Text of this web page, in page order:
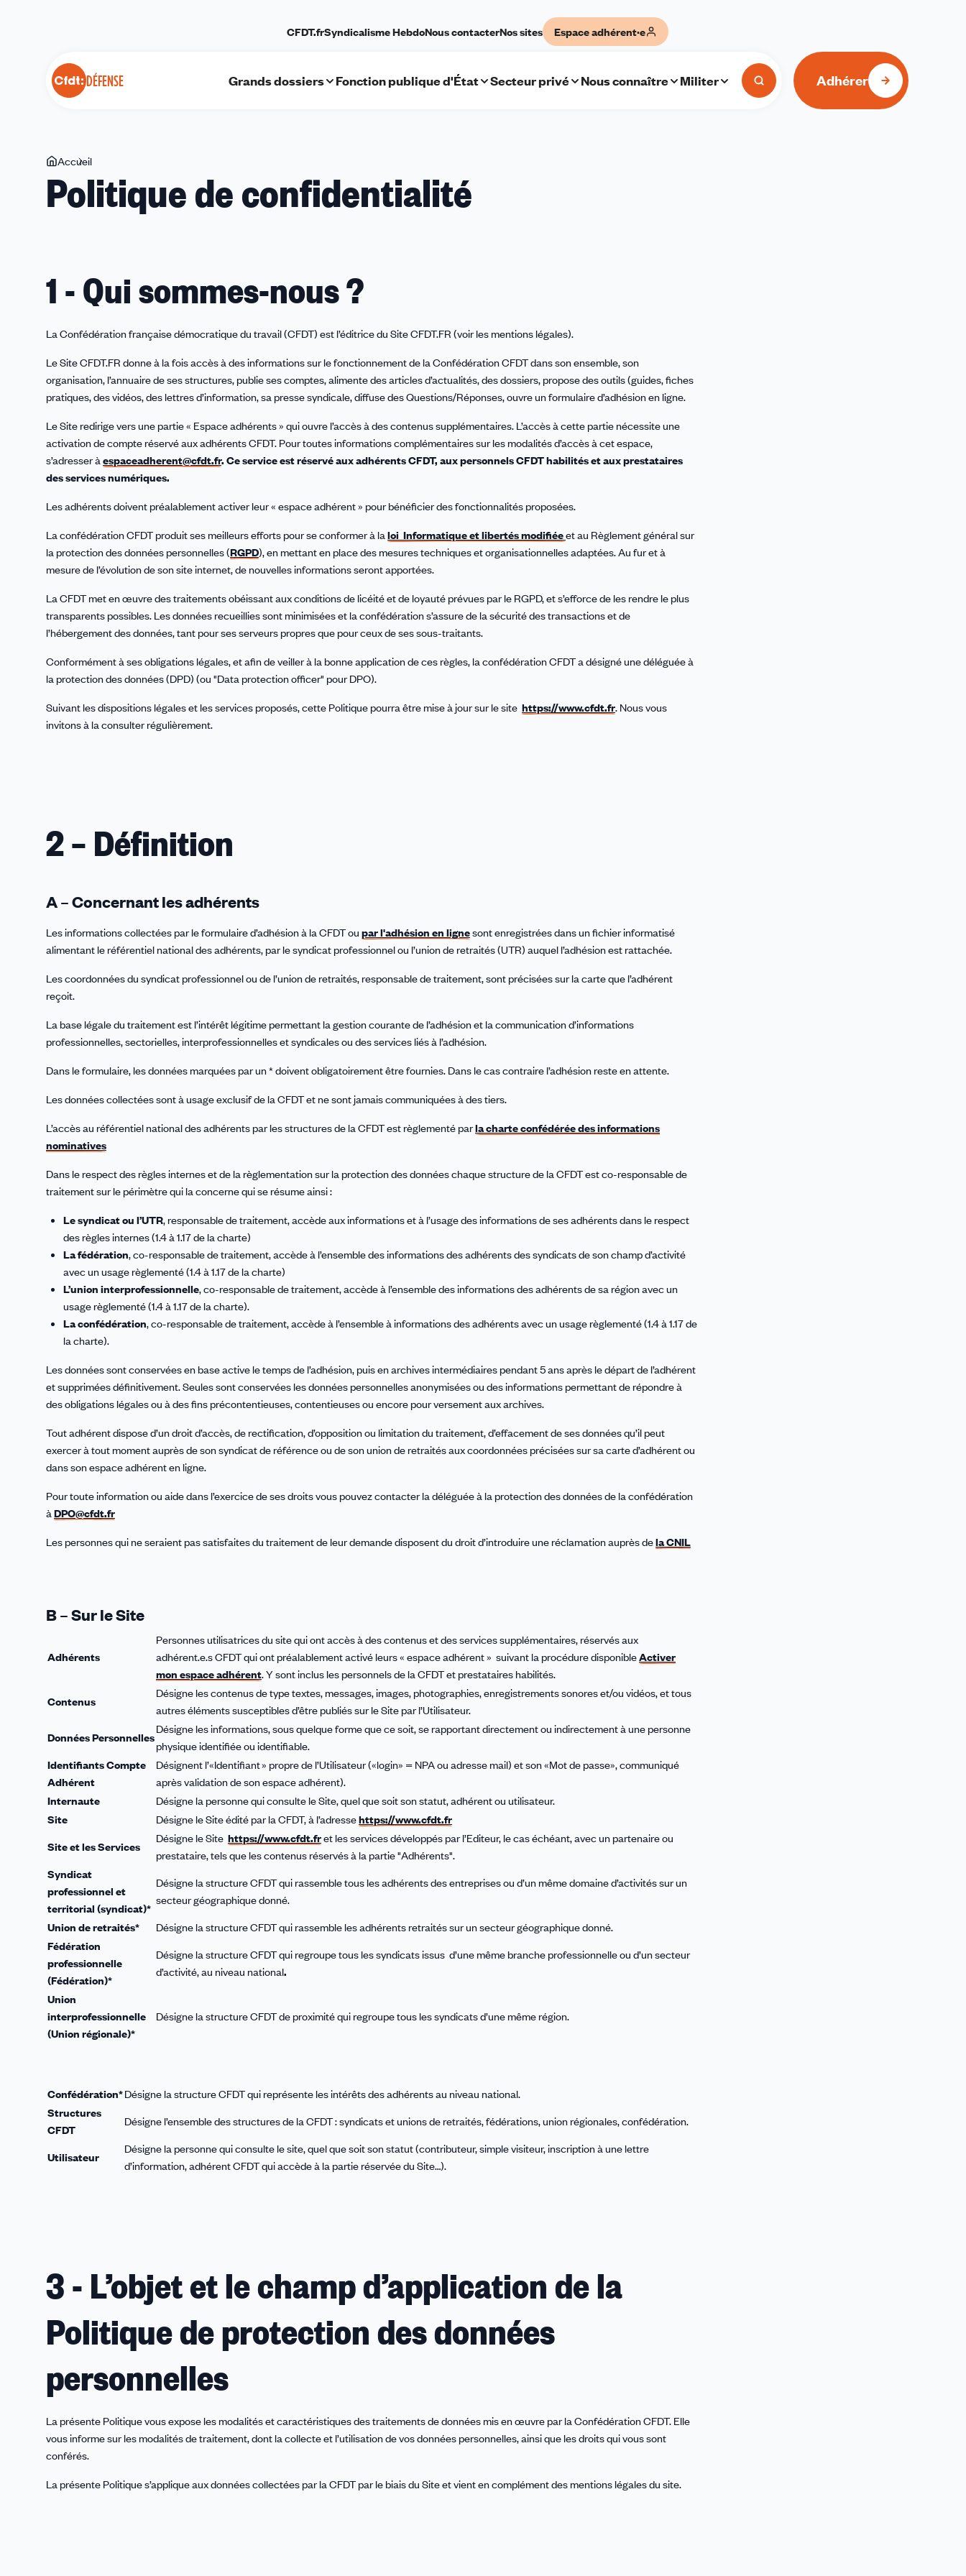
DÉFENSE
CFDT.frSyndicalisme HebdoNous contacterNos sites Espace adhérent·e
Grands dossiers Fonction publique d'État Secteur privé Nous connaître Militer Adhérer
Vous
êtes
ici
Accueil
de
confidentialité
Politique de confidentialité
1 - Qui sommes-nous ?
La Confédération française démocratique du travail (CFDT) est l’éditrice du Site CFDT.FR (voir les mentions légales).
Le Site CFDT.FR donne à la fois accès à des informations sur le fonctionnement de la Confédération CFDT dans son ensemble, son
organisation, l’annuaire de ses structures, publie ses comptes, alimente des articles d’actualités, des dossiers, propose des outils (guides, fiches
pratiques, des vidéos, des lettres d’information, sa presse syndicale, diffuse des Questions/Réponses, ouvre un formulaire d’adhésion en ligne.
Le Site redirige vers une partie « Espace adhérents » qui ouvre l’accès à des contenus supplémentaires. L’accès à cette partie nécessite une
activation de compte réservé aux adhérents CFDT. Pour toutes informations complémentaires sur les modalités d’accès à cet espace,
s’adresser àespaceadherent@cfdt.fr. Ce service est réservé aux adhérents CFDT, aux personnels CFDT habilités et aux prestataires
des services numériques.
Les adhérents doivent préalablement activer leur « espace adhérent » pour bénéficier des fonctionnalités proposées.
La confédération CFDT produit ses meilleurs efforts pour se conformer à laloi Informatique et libertés modifiéeet au Règlement général sur
la protection des données personnelles (RGPD), en mettant en place des mesures techniques et organisationnelles adaptées. Au fur et à
mesure de l’évolution de son site internet, de nouvelles informations seront apportées.
La CFDT met en œuvre des traitements obéissant aux conditions de licéité et de loyauté prévues par le RGPD, et s’efforce de les rendre le plus
transparents possibles. Les données recueillies sont minimisées et la confédération s’assure de la sécurité des transactions et de
l’hébergement des données, tant pour ses serveurs propres que pour ceux de ses sous-traitants.
Conformément à ses obligations légales, et afin de veiller à la bonne application de ces règles, la confédération CFDT a désigné une déléguée à
la protection des données (DPD) (ou "Data protection officer" pour DPO).
Suivant les dispositions légales et les services proposés, cette Politique pourra être mise à jour sur le site https://www.cfdt.fr. Nous vous
invitons à la consulter régulièrement.
2 – Définition
A – Concernant les adhérents
Les informations collectées par le formulaire d’adhésion à la CFDT ou par l'adhésion en lignesont enregistrées dans un fichier informatisé
alimentant le référentiel national des adhérents, par le syndicat professionnel ou l’union de retraités (UTR) auquel l’adhésion est rattachée.
Les coordonnées du syndicat professionnel ou de l’union de retraités, responsable de traitement, sont précisées sur la carte que l’adhérent
reçoit.
La base légale du traitement est l’intérêt légitime permettant la gestion courante de l’adhésion et la communication d’informations
professionnelles, sectorielles, interprofessionnelles et syndicales ou des services liés à l’adhésion.
Dans le formulaire, les données marquées par un * doivent obligatoirement être fournies. Dans le cas contraire l’adhésion reste en attente.
Les données collectées sont à usage exclusif de la CFDT et ne sont jamais communiquées à des tiers.
L’accès au référentiel national des adhérents par les structures de la CFDT est règlementé parla charte confédérée des informations
nominatives
Dans le respect des règles internes et de la règlementation sur la protection des données chaque structure de la CFDT est co-responsable de
traitement sur le périmètre qui la concerne qui se résume ainsi :
Le syndicat ou l’UTR, responsable de traitement, accède aux informations et à l’usage des informations de ses adhérents dans le respect
des règles internes (1.4 à 1.17 de la charte)
La fédération, co-responsable de traitement, accède à l’ensemble des informations des adhérents des syndicats de son champ d’activité
avec un usage règlementé (1.4 à 1.17 de la charte)
L’union interprofessionnelle, co-responsable de traitement, accède à l’ensemble des informations des adhérents de sa région avec un
usage règlementé (1.4 à 1.17 de la charte).
La confédération, co-responsable de traitement, accède à l’ensemble à informations des adhérents avec un usage règlementé (1.4 à 1.17 de
la charte).
Les données sont conservées en base active le temps de l’adhésion, puis en archives intermédiaires pendant 5 ans après le départ de l’adhérent
et supprimées définitivement. Seules sont conservées les données personnelles anonymisées ou des informations permettant de répondre à
des obligations légales ou à des fins précontentieuses, contentieuses ou encore pour versement aux archives.
Tout adhérent dispose d’un droit d’accès, de rectification, d’opposition ou limitation du traitement, d’effacement de ses données qu’il peut
exercer à tout moment auprès de son syndicat de référence ou de son union de retraités aux coordonnées précisées sur sa carte d’adhérent ou
dans son espace adhérent en ligne.
Pour toute information ou aide dans l’exercice de ses droits vous pouvez contacter la déléguée à la protection des données de la confédération
àDPO@cfdt.fr
Les personnes qui ne seraient pas satisfaites du traitement de leur demande disposent du droit d’introduire une réclamation auprès dela CNIL
B – Sur le Site
Adhérents
Personnes utilisatrices du site qui ont accès à des contenus et des services supplémentaires, réservés aux
adhérent.e.s CFDT qui ont préalablement activé leurs « espace adhérent » suivant la procédure disponibleActiver
mon espace adhérent. Y sont inclus les personnels de la CFDT et prestataires habilités.
Contenus
Désigne les contenus de type textes, messages, images, photographies, enregistrements sonores et/ou vidéos, et tous
autres éléments susceptibles d’être publiés sur le Site par l’Utilisateur.
Données Personnelles
Désigne les informations, sous quelque forme que ce soit, se rapportant directement ou indirectement à une personne
physique identifiée ou identifiable.
Identifiants Compte
Adhérent
Désignent l’«Identifiant » propre de l’Utilisateur («login» = NPA ou adresse mail) et son «Mot de passe», communiqué
après validation de son espace adhérent).
Internaute
Désigne la personne qui consulte le Site, quel que soit son statut, adhérent ou utilisateur.
Site
Désigne le Site édité par la CFDT, à l’adressehttps://www.cfdt.fr
Site et les Services
Désigne le Site https://www.cfdt.fret les services développés par l’Editeur, le cas échéant, avec un partenaire ou
prestataire, tels que les contenus réservés à la partie "Adhérents".
Syndicat
professionnel et
territorial (syndicat)*
Désigne la structure CFDT qui rassemble tous les adhérents des entreprises ou d’un même domaine d’activités sur un
secteur géographique donné.
Union de retraités*
Désigne la structure CFDT qui rassemble les adhérents retraités sur un secteur géographique donné.
Fédération
professionnelle
(Fédération)*
Désigne la structure CFDT qui regroupe tous les syndicats issus d’une même branche professionnelle ou d’un secteur
d’activité, au niveau national.
Union
interprofessionnelle
(Union régionale)*
Désigne la structure CFDT de proximité qui regroupe tous les syndicats d’une même région.
Confédération*Désigne la structure CFDT qui représente les intérêts des adhérents au niveau national.
Structures
CFDT
Désigne l’ensemble des structures de la CFDT : syndicats et unions de retraités, fédérations, union régionales, confédération.
Utilisateur
Désigne la personne qui consulte le site, quel que soit son statut (contributeur, simple visiteur, inscription à une lettre
d’information, adhérent CFDT qui accède à la partie réservée du Site…).
3 - L’objet et le champ d’application de la
Politique de protection des données
personnelles
La présente Politique vous expose les modalités et caractéristiques des traitements de données mis en œuvre par la Confédération CFDT. Elle
vous informe sur les modalités de traitement, dont la collecte et l’utilisation de vos données personnelles, ainsi que les droits qui vous sont
conférés.
La présente Politique s’applique aux données collectées par la CFDT par le biais du Site et vient en complément des mentions légales du site.